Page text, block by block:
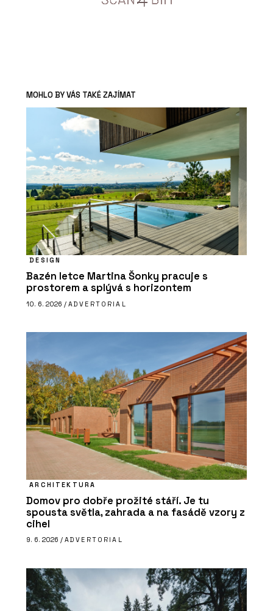
MOHLO BY VÁS TAKÉ ZAJÍMAT
DESIGN
Bazén letce Martina Šonky pracuje s
prostorem a splývá s horizontem
10. 6. 2026 / ADVERTORIAL
ARCHITEKTURA
Domov pro dobře prožité stáří. Je tu
spousta světla, zahrada a na fasádě vzory z
cihel
9. 6. 2026 / ADVERTORIAL